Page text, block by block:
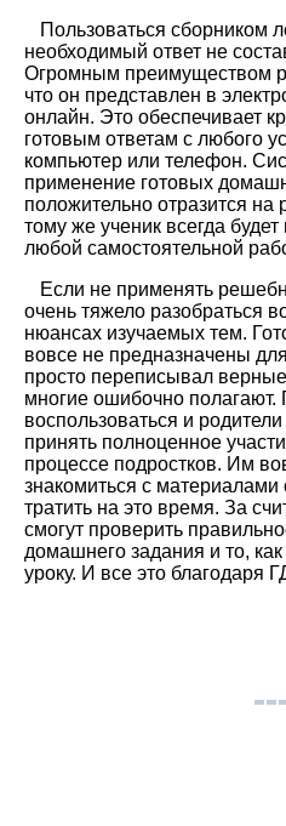
Пользоваться сборником
необходимый ответ не
Огромным преимуществом
что он представлен в
онлайн. Это обеспечивает
готовым ответам с любого
компьютер или телефон.
применение готовых
положительно отразится на
тому же ученик всегда
любой самостоятельной
Если не применять
очень тяжело разобраться
нюансах изучаемых тем.
вовсе не предназначены
просто переписывал
многие ошибочно полагают.
воспользоваться и
принять полноценное
процессе подростков. Им
знакомиться с материалами
тратить на это время. За
смогут проверить
домашнего задания и то,
уроку. И все это благодаря